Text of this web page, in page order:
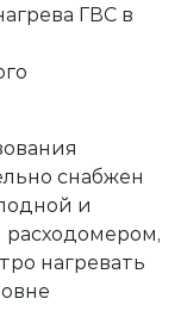
ГВС в
снабжен
и
расходомером,
нагревать